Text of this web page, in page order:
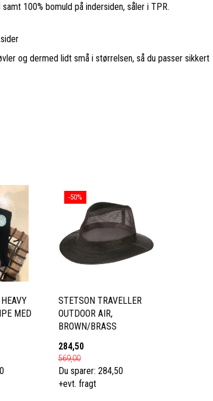
100% bomuld på indersiden, såler i TPR.
og dermed lidt små i størrelsen, så du passer sikkert
MED
-50%
STETSON TRAVELLER
OUTDOOR AIR,
BROWN/BRASS
284,50
569,00
Du sparer: 284,50
+evt. fragt